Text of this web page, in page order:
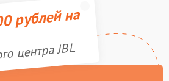
рублей на
центра JBL